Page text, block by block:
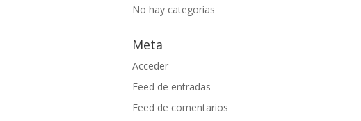
No hay categorías
Meta
Acceder
Feed de entradas
Feed de comentarios